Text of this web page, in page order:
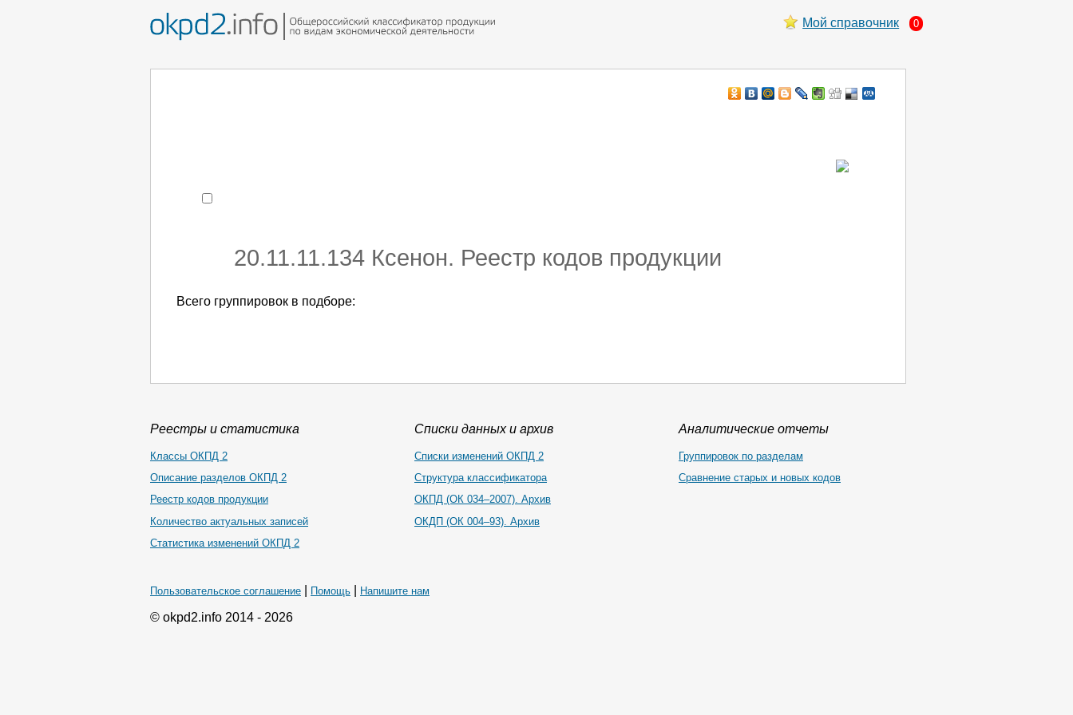
Мой справочник 0
20.11.11.134 Ксенон. Реестр кодов продукции
Всего группировок в подборе:
Реестры и статистика
Классы ОКПД 2
Описание разделов ОКПД 2
Реестр кодов продукции
Количество актуальных записей
Статистика изменений ОКПД 2
Списки данных и архив
Списки изменений ОКПД 2
Структура классификатора
ОКПД (ОК 034–2007). Архив
ОКДП (ОК 004–93). Архив
Аналитические отчеты
Группировок по разделам
Сравнение старых и новых кодов
Пользовательское соглашение Помощь Напишите нам
© okpd2.info 2014 - 2026